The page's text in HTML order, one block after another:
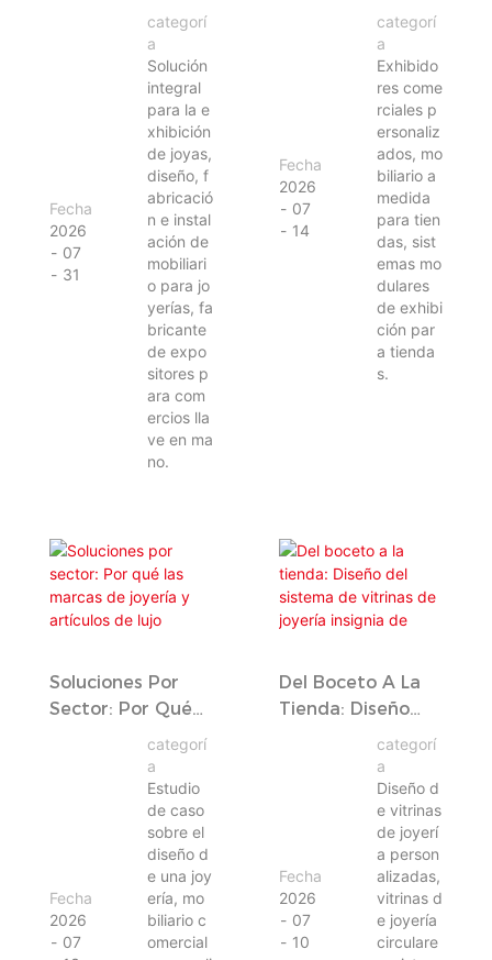
Exhibición Para
Joyería Pensado
Producción.
Fecha
2026
07
31
categorí
a
Solución
integral
para la e
xhibición
de joyas,
diseño, f
abricació
n e instal
ación de
mobiliari
o para jo
yerías, fa
bricante
de expo
sitores p
ara com
ercios lla
ve en ma
no.
De Una Tienda
Real: Lo Que
Realmente Se
Necesita Para
Mantener La
Uniformidad De
Los Expositores
Personalizados En
Todas Las
Ubicaciones.
Fecha
2026
07
14
categorí
a
Exhibido
res come
rciales p
ersonaliz
ados, mo
biliario a
medida
para tien
das, sist
emas mo
dulares
de exhibi
ción par
a tienda
s.
Soluciones Por
Sector: Por Qué
Las Marcas De
Artículos De Lujo
Necesitan Un
Socio Diferente
Para El Suministro
De Mobiliario.
Fecha
2026
07
categorí
a
Estudio
de caso
sobre el
diseño d
e una joy
ería, mo
biliario c
omercial
Del Boceto A La
Tienda: Diseño
Del Sistema De
Joyería Insignia
De Leysen 1855
Fecha
2026
07
10
categorí
a
Diseño d
e vitrinas
de joyerí
a person
alizadas,
vitrinas d
e joyería
circulare